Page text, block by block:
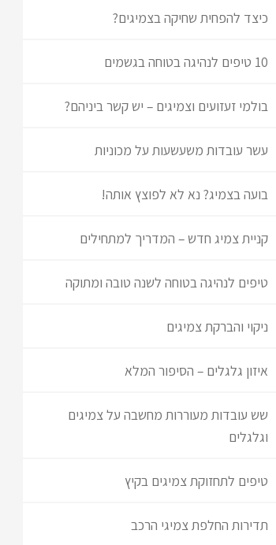
כיצד להפחית שחיקה בצמיגים?
10 טיפים לנהיגה בטוחה בגשמים
בולמי זעזועים וצמיגים – יש קשר ביניהם?
עשר עובדות משעשעות על מכוניות
בועה בצמיג? נא לא לפוצץ אותה!
קניית צמיג חדש – המדריך למתחילים
טיפים לנהיגה בטוחה לשנה טובה ומתוקה
ניקוי והברקת צמיגים
איזון גלגלים – הסיפור המלא
שש עובדות מעוררות מחשבה על צמיגים
וגלגלים
טיפים לתחזוקת צמיגים בקיץ
תדירות החלפת צמיגי הרכב